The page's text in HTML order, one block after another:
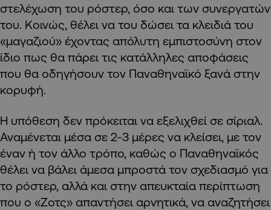
στελέχωση του ρόστερ, όσο και των συνεργατών
του. Κοινώς, θέλει να του δώσει τα κλειδιά του
«μαγαζιού» έχοντας απόλυτη εμπιστοσύνη στον
ίδιο πως θα πάρει τις κατάλληλες αποφάσεις
που θα οδηγήσουν τον Παναθηναϊκό ξανά στην
κορυφή.
Η υπόθεση δεν πρόκειται να εξελιχθεί σε σίριαλ.
Αναμένεται μέσα σε 2-3 μέρες να κλείσει, με τον
έναν ή τον άλλο τρόπο, καθώς ο Παναθηναϊκός
θέλει να βάλει άμεσα μπροστά τον σχεδιασμό για
το ρόστερ, αλλά και στην απευκταία περίπτωση
που ο «Ζοτς» απαντήσει αρνητικά, να αναζητήσει